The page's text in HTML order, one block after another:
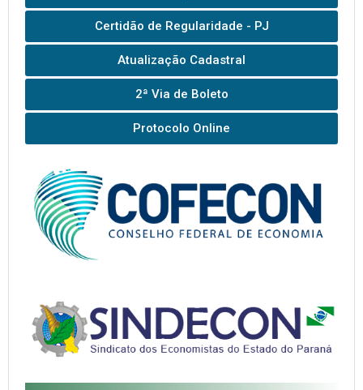
Certidão de Regularidade - PJ
Atualização Cadastral
2ª Via de Boleto
Protocolo Online